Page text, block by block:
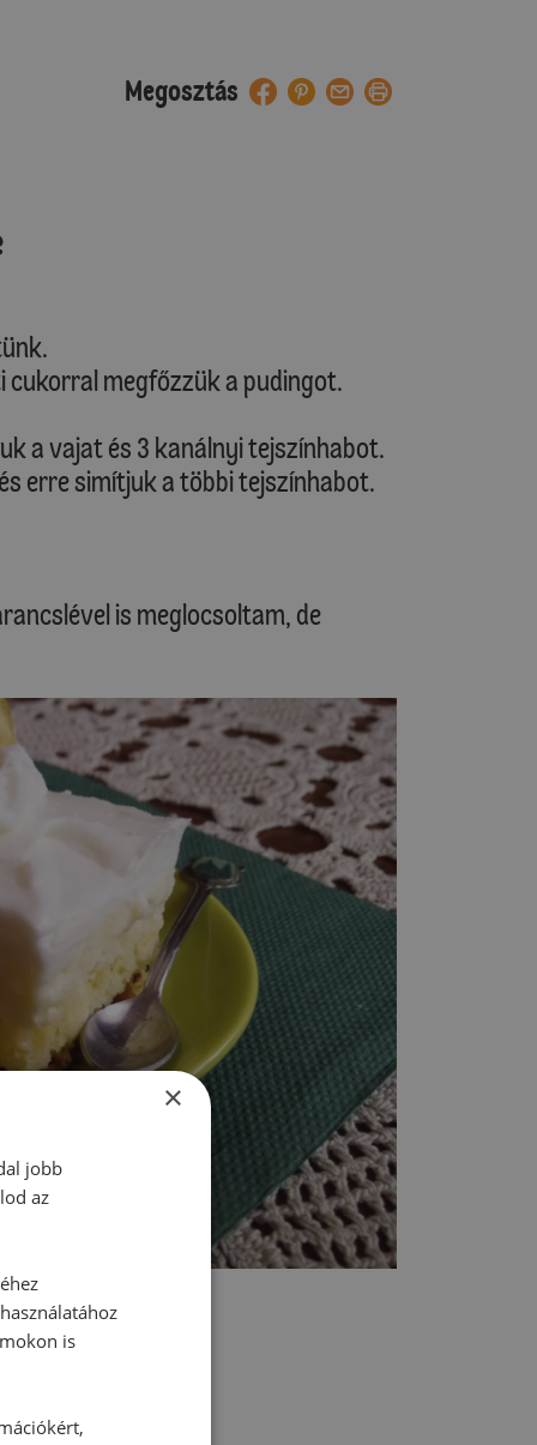
Megosztás
cukorral megfőzzük a pudingot.
a vajat és 3 kanálnyi tejszínhabot.
erre simítjuk a többi tejszínhabot.
is meglocsoltam, de
×
jobb
az
is